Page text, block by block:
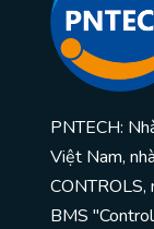
PNTECH:
Việt Nam,
CONTROLS,
BMS